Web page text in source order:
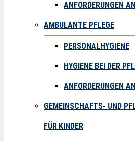
ANFORDERUNGEN
AMBULANTE PFLEGE
PERSONALHYGIENE
HYGIENE BEI DER
ANFORDERUNGEN
GEMEINSCHAFTS- UND
FÜR KINDER